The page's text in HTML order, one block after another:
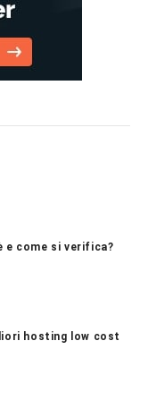
e come si verifica?
hosting low cost